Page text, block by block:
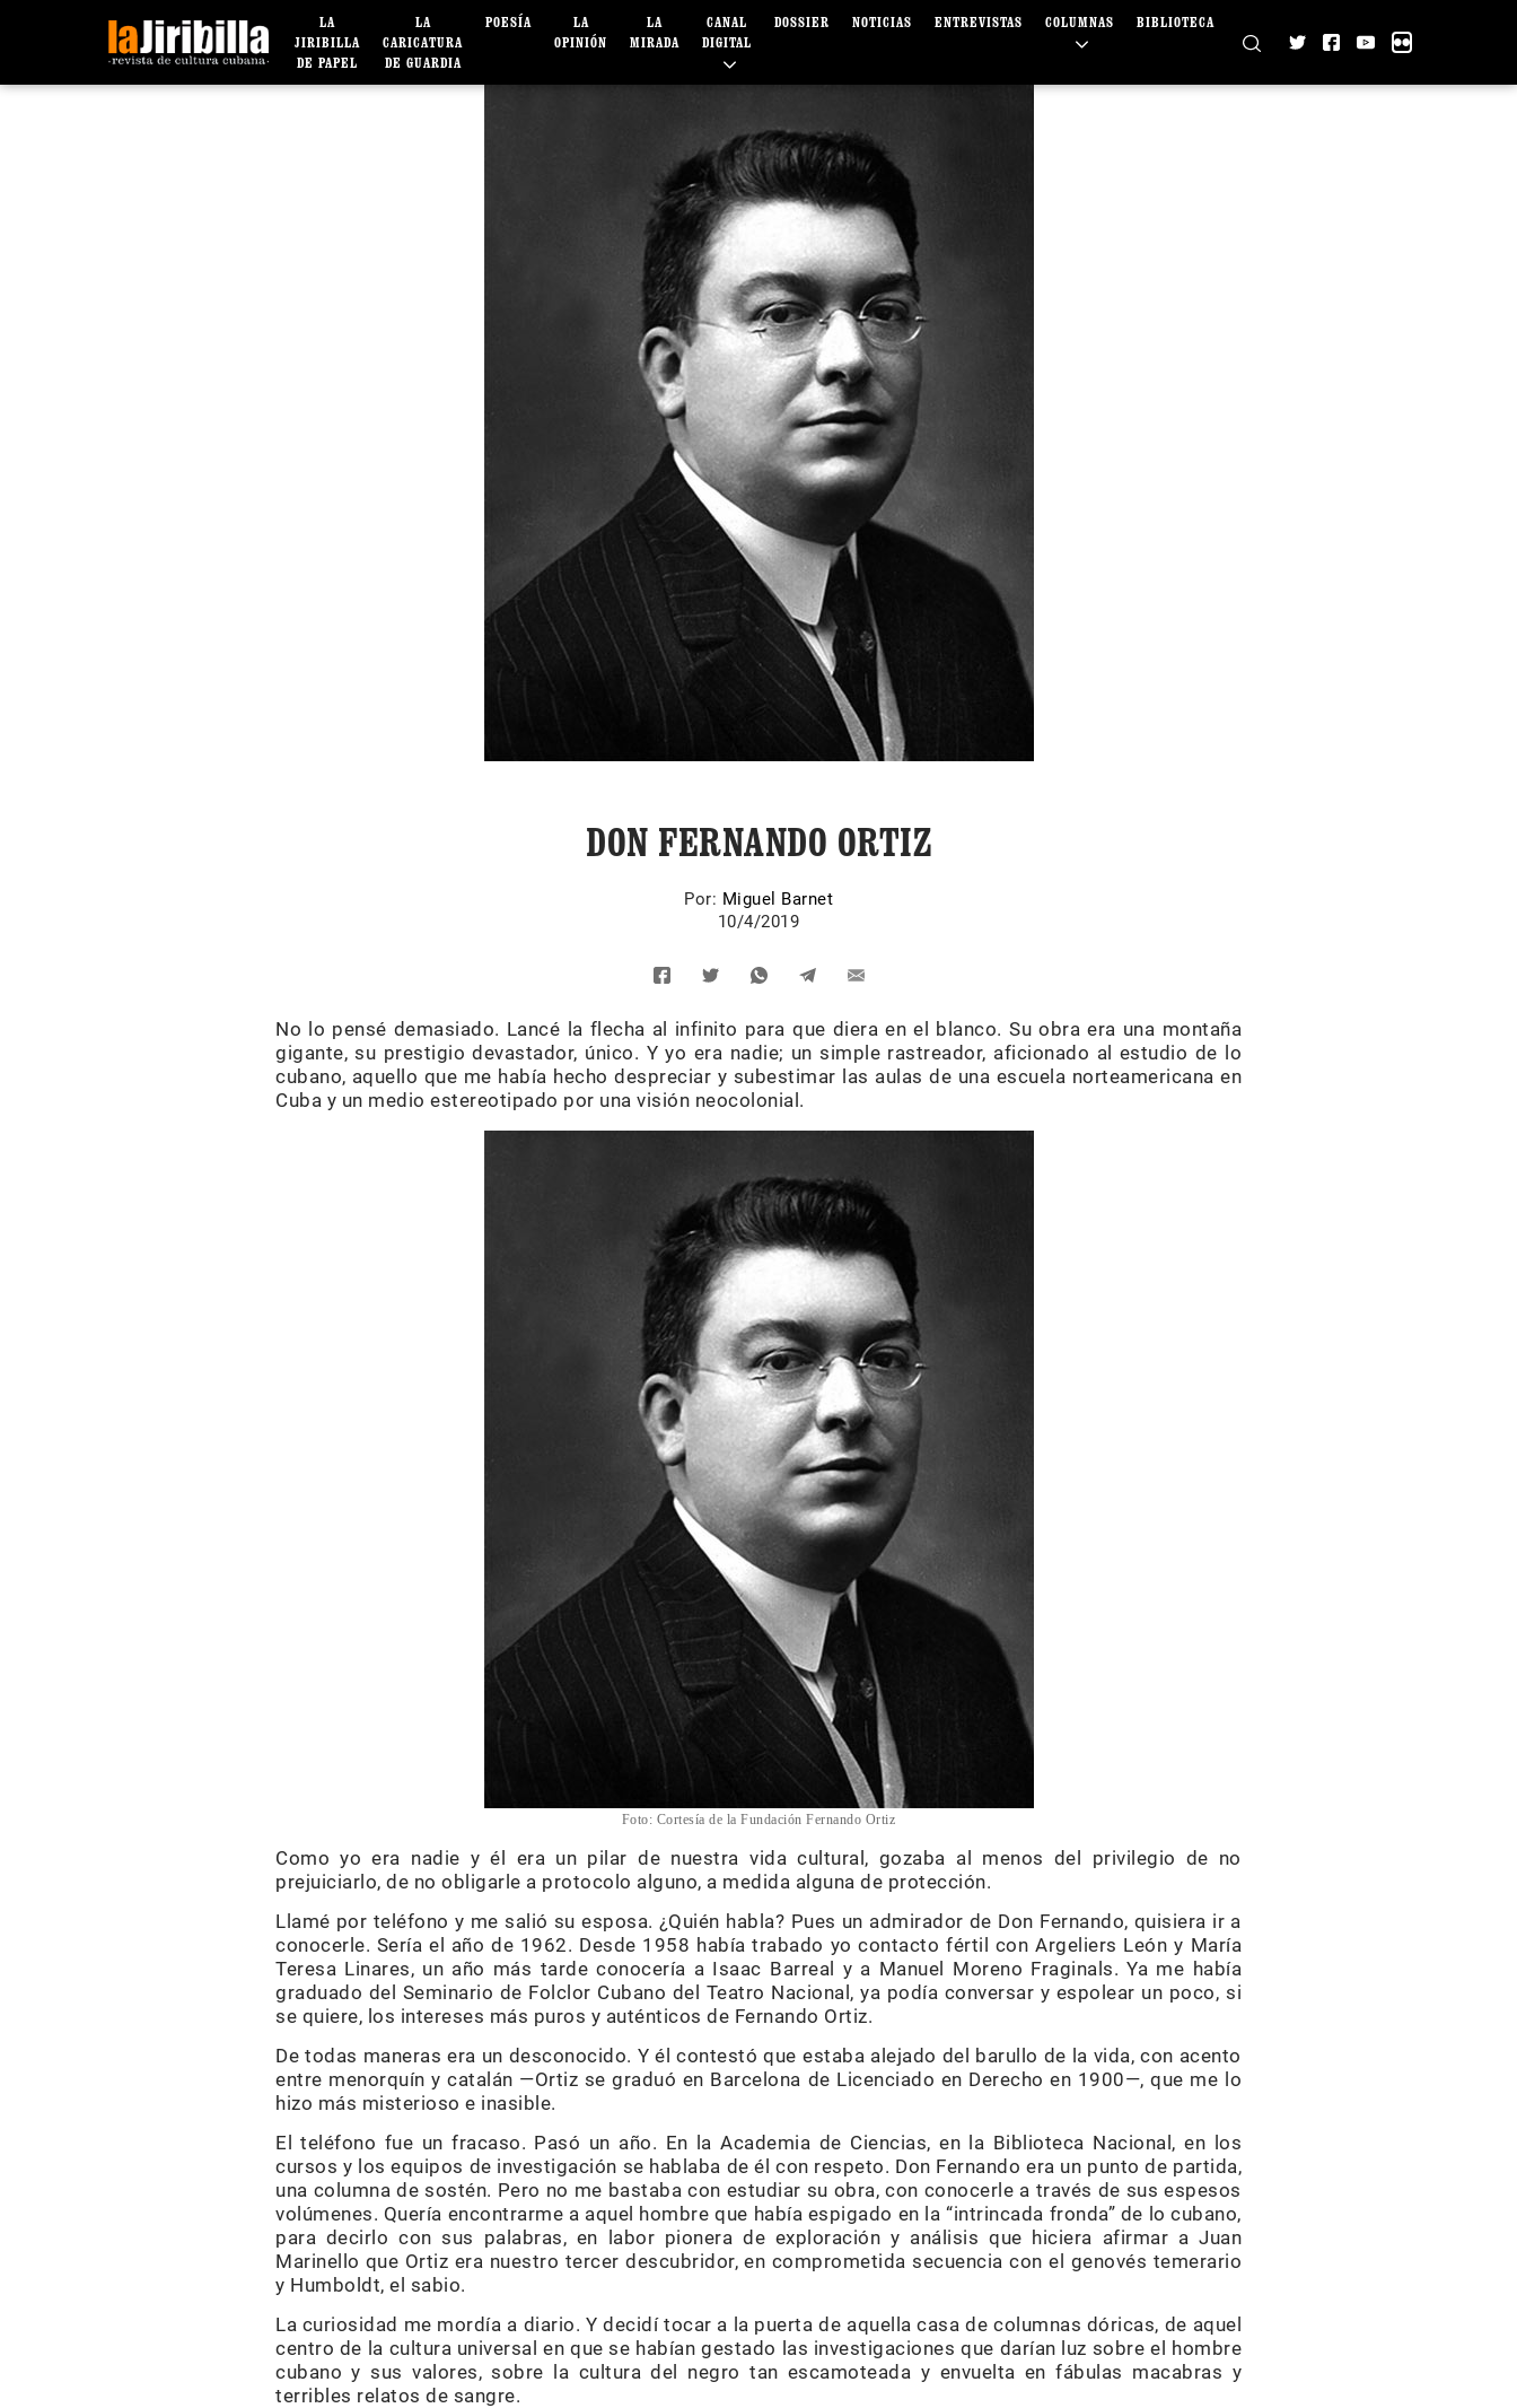
LA
JIRIBILLA
DE PAPEL
LA
CARICATURA
DE GUARDIA
POESÍA
LA
OPINIÓN
LA
MIRADA
CANAL
DIGITAL
DOSSIER NOTICIAS ENTREVISTAS COLUMNAS BIBLIOTECA
DON FERNANDO ORTIZ
Por: Miguel Barnet
10/4/2019
No lo pensé demasiado. Lancé la flecha al infinito para que diera en el blanco. Su obra era una montaña
gigante, su prestigio devastador, único. Y yo era nadie; un simple rastreador, aficionado al estudio de lo
cubano, aquello que me había hecho despreciar y subestimar las aulas de una escuela norteamericana en
Cuba y un medio estereotipado por una visión neocolonial.
Foto: Cortesía de la Fundación Fernando Ortiz
Como yo era nadie y él era un pilar de nuestra vida cultural, gozaba al menos del privilegio de no
prejuiciarlo, de no obligarle a protocolo alguno, a medida alguna de protección.
Llamé por teléfono y me salió su esposa. ¿Quién habla? Pues un admirador de Don Fernando, quisiera ir a
conocerle. Sería el año de 1962. Desde 1958 había trabado yo contacto fértil con Argeliers León y María
Teresa Linares, un año más tarde conocería a Isaac Barreal y a Manuel Moreno Fraginals. Ya me había
graduado del Seminario de Folclor Cubano del Teatro Nacional, ya podía conversar y espolear un poco, si
se quiere, los intereses más puros y auténticos de Fernando Ortiz.
De todas maneras era un desconocido. Y él contestó que estaba alejado del barullo de la vida, con acento
entre menorquín y catalán —Ortiz se graduó en Barcelona de Licenciado en Derecho en 1900—, que me lo
hizo más misterioso e inasible.
El teléfono fue un fracaso. Pasó un año. En la Academia de Ciencias, en la Biblioteca Nacional, en los
cursos y los equipos de investigación se hablaba de él con respeto. Don Fernando era un punto de partida,
una columna de sostén. Pero no me bastaba con estudiar su obra, con conocerle a través de sus espesos
volúmenes. Quería encontrarme a aquel hombre que había espigado en la “intrincada fronda” de lo cubano,
para decirlo con sus palabras, en labor pionera de exploración y análisis que hiciera afirmar a Juan
Marinello que Ortiz era nuestro tercer descubridor, en comprometida secuencia con el genovés temerario
y Humboldt, el sabio.
La curiosidad me mordía a diario. Y decidí tocar a la puerta de aquella casa de columnas dóricas, de aquel
centro de la cultura universal en que se habían gestado las investigaciones que darían luz sobre el hombre
cubano y sus valores, sobre la cultura del negro tan escamoteada y envuelta en fábulas macabras y
terribles relatos de sangre.